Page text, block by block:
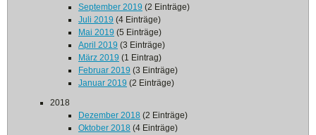
September 2019 (2 Einträge)
Juli 2019 (4 Einträge)
Mai 2019 (5 Einträge)
April 2019 (3 Einträge)
März 2019 (1 Eintrag)
Februar 2019 (3 Einträge)
Januar 2019 (2 Einträge)
2018
Dezember 2018 (2 Einträge)
Oktober 2018 (4 Einträge)